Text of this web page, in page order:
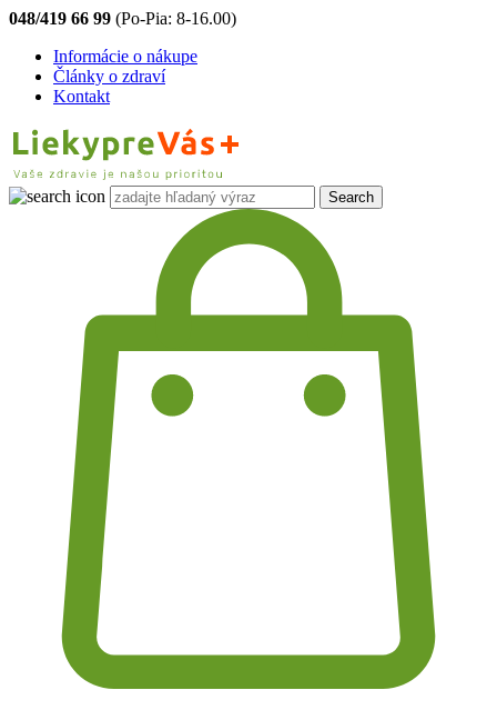
048/419 66 99 (Po-Pia: 8-16.00)
Informácie o nákupe
Články o zdraví
Kontakt